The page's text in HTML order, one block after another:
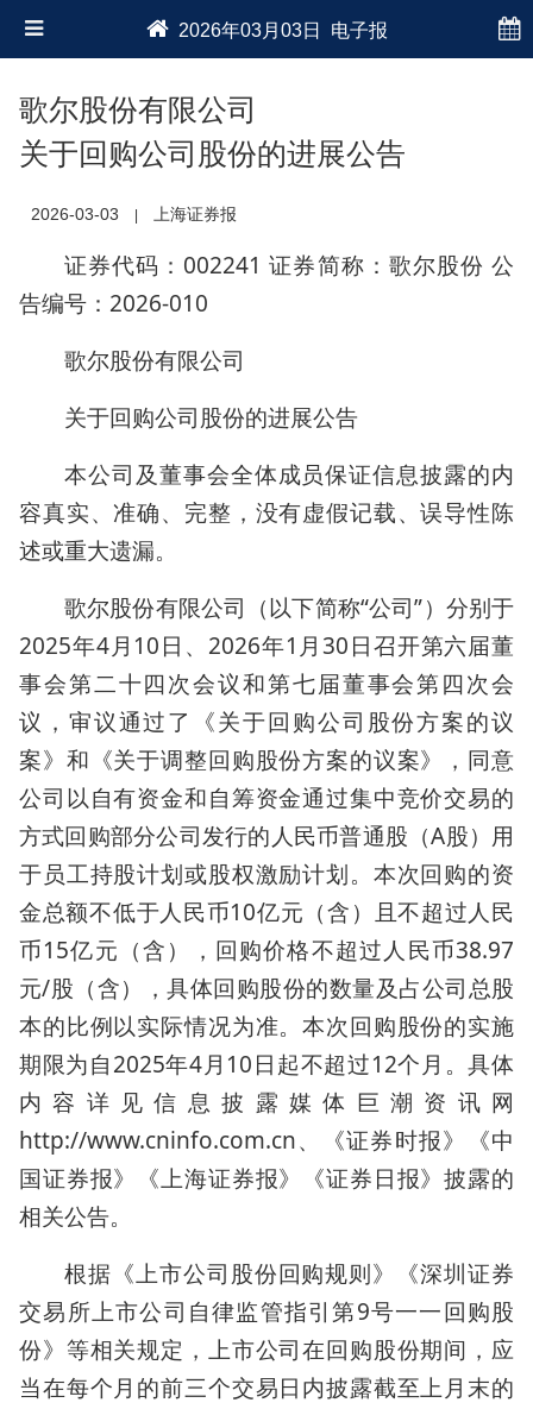
2026年03月03日 电子报
歌尔股份有限公司
关于回购公司股份的进展公告
2026-03-03 上海证券报
证券代码：002241 证券简称：歌尔股份 公
告编号：2026-010
歌尔股份有限公司
关于回购公司股份的进展公告
本公司及董事会全体成员保证信息披露的内
容真实、准确、完整，没有虚假记载、误导性陈
述或重大遗漏。
歌尔股份有限公司（以下简称“公司”）分别于
2025年4月10日、2026年1月30日召开第六届董
事会第二十四次会议和第七届董事会第四次会
议，审议通过了《关于回购公司股份方案的议
案》和《关于调整回购股份方案的议案》，同意
公司以自有资金和自筹资金通过集中竞价交易的
方式回购部分公司发行的人民币普通股（A股）用
于员工持股计划或股权激励计划。本次回购的资
金总额不低于人民币10亿元（含）且不超过人民
币15亿元（含），回购价格不超过人民币38.97
元/股（含），具体回购股份的数量及占公司总股
本的比例以实际情况为准。本次回购股份的实施
期限为自2025年4月10日起不超过12个月。具体
内容详见信息披露媒体巨潮资讯网
http://www.cninfo.com.cn、《证券时报》《中
国证券报》《上海证券报》《证券日报》披露的
相关公告。
根据《上市公司股份回购规则》《深圳证券
交易所上市公司自律监管指引第9号一一回购股
份》等相关规定，上市公司在回购股份期间，应
当在每个月的前三个交易日内披露截至上月末的